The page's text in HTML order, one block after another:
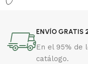
ENVÍO GRATIS
En el 95% de
catálogo.